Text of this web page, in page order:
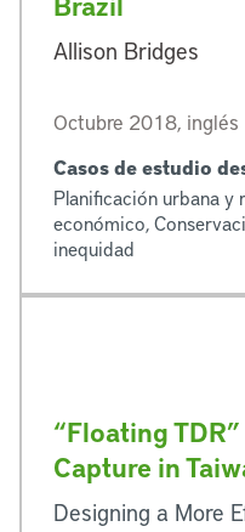
Allison Bridges
Octubre 2018, inglés
Casos de estudio
Planificación urbana y
económico,
inequidad
“Floating
Capture in
Designing a More